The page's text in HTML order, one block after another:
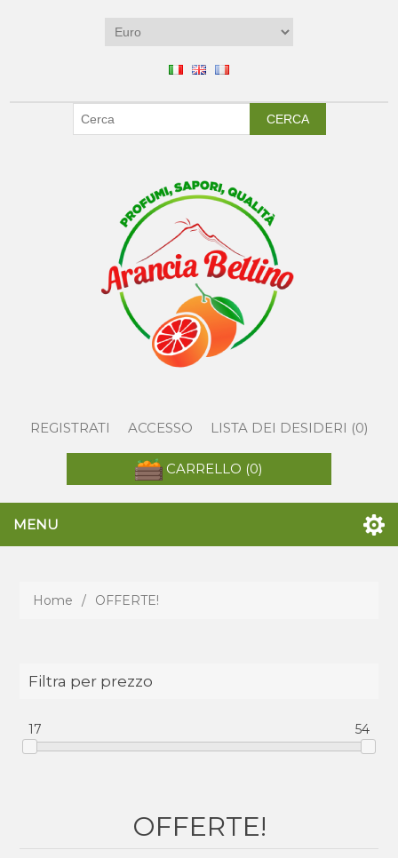
CERCA
REGISTRATI ACCESSO LISTA DEI DESIDERI (0)
CARRELLO (0)
MENU
Home / OFFERTE!
Filtra per prezzo
17 54
OFFERTE!